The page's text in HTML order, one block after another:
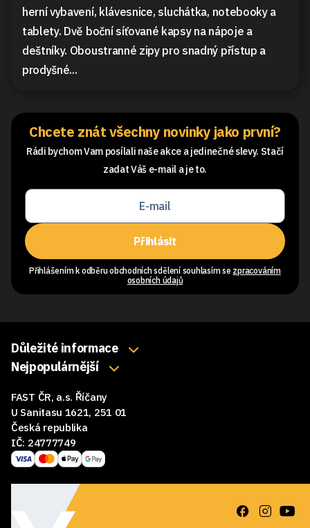
herní vybavení, klávesnice, sluchátka, notebooky a
tablety. Dvě boční síťované kapsy na nápoje a
deštníky. Oboustranné zipy pro snadný přístup a
prodyšné...
Chcete znát všechny novinky jako první?
Rádi bychom Vam posílali naše akce a jedinečné slevy. Stačí
zadat Váš e-mail a je to.
Přihlásit
Přihlášením k odběru obchodních sdělení souhlasím se zpracováním
osobních údajů
Důležité informace
O nás
Obchodní podmínky
Reklamace a vrácení zboží
GDPR
Nejpopulárnější
Myši
Sluchátka
Reproduktory
Podložky pod myš
FAST ČR, a.s. Říčany
U Sanitasu 1621, 251 01
Česká republika
IČ: 24777749